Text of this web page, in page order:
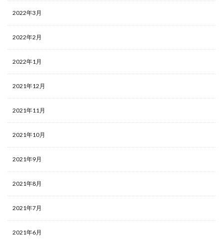
2022年3月
2022年2月
2022年1月
2021年12月
2021年11月
2021年10月
2021年9月
2021年8月
2021年7月
2021年6月